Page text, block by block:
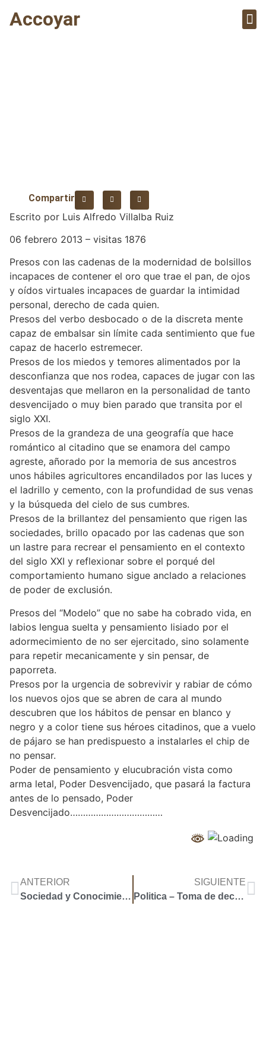
Accoyar
Compartir
Escrito por Luis Alfredo Villalba Ruiz
06 febrero 2013 – visitas 1876
Presos con las cadenas de la modernidad de bolsillos
incapaces de contener el oro que trae el pan, de ojos
y oídos virtuales incapaces de guardar la intimidad
personal, derecho de cada quien.
Presos del verbo desbocado o de la discreta mente
capaz de embalsar sin límite cada sentimiento que fue
capaz de hacerlo estremecer.
Presos de los miedos y temores alimentados por la
desconfianza que nos rodea, capaces de jugar con las
desventajas que mellaron en la personalidad de tanto
desvencijado o muy bien parado que transita por el
siglo XXI.
Presos de la grandeza de una geografía que hace
romántico al citadino que se enamora del campo
agreste, añorado por la memoria de sus ancestros
unos hábiles agricultores encandilados por las luces y
el ladrillo y cemento, con la profundidad de sus venas
y la búsqueda del cielo de sus cumbres.
Presos de la brillantez del pensamiento que rigen las
sociedades, brillo opacado por las cadenas que son
un lastre para recrear el pensamiento en el contexto
del siglo XXI y reflexionar sobre el porqué del
comportamiento humano sigue anclado a relaciones
de poder de exclusión.
Presos del “Modelo” que no sabe ha cobrado vida, en
labios lengua suelta y pensamiento lisiado por el
adormecimiento de no ser ejercitado, sino solamente
para repetir mecanicamente y sin pensar, de
paporreta.
Presos por la urgencia de sobrevivir y rabiar de cómo
los nuevos ojos que se abren de cara al mundo
descubren que los hábitos de pensar en blanco y
negro y a color tiene sus héroes citadinos, que a vuelo
de pájaro se han predispuesto a instalarles el chip de
no pensar.
Poder de pensamiento y elucubración vista como
arma letal, Poder Desvencijado, que pasará la factura
antes de lo pensado, Poder
Desvencijado………………………………
ANTERIOR
Sociedad y Conocimiento – ¿Marxismo? ¿Mariateguismo?
SIGUIENTE
Politica – Toma de decisiones